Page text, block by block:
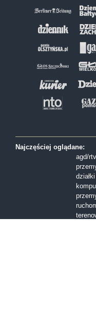
Najczęściej oglądane:
agd/rtv
działki